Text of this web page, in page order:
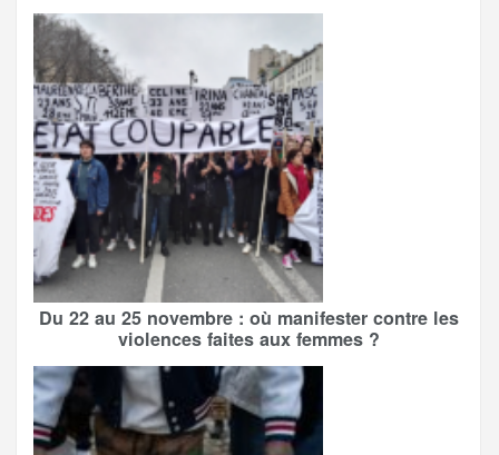
Du 22 au 25 novembre : où manifester contre les
violences faites aux femmes ?